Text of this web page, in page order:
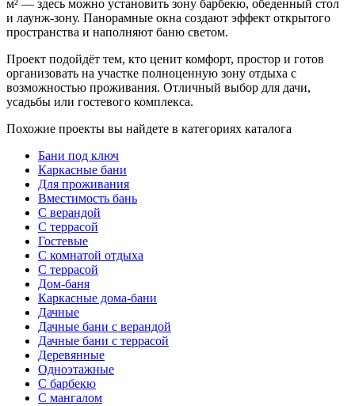
м² — здесь можно установить зону барбекю, обеденный стол
и лаунж-зону. Панорамные окна создают эффект открытого
пространства и наполняют баню светом.
Проект подойдёт тем, кто ценит комфорт, простор и готов
организовать на участке полноценную зону отдыха с
возможностью проживания. Отличный выбор для дачи,
усадьбы или гостевого комплекса.
Похожие проекты вы найдете в категориях каталога
Бани под ключ
Каркасные бани
Для проживания
Вместимость бань
С верандой
С террасой
Гостевые
С комнатой отдыха
С террасой
Дом-баня
Каркасные дома-бани
Дачные
Дачные бани с верандой
Дачные бани с террасой
Деревянные
Одноэтажные
С барбекю
С мангалом